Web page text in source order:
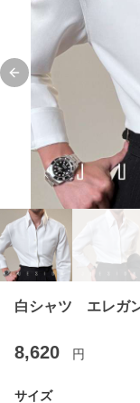
Previous slide
白シャツ エレガ
8,620 円
サイズ